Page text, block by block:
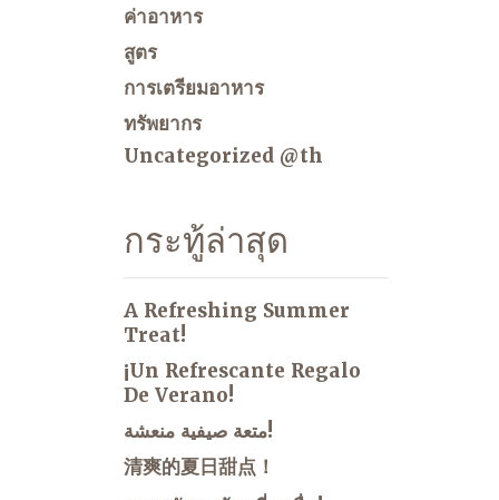
ค่าอาหาร
สูตร
การเตรียมอาหาร
ทรัพยากร
Uncategorized @th
กระทู้ล่าสุด
A Refreshing Summer
Treat!
¡Un Refrescante Regalo
De Verano!
متعة صيفية منعشة!
清爽的夏日甜点！